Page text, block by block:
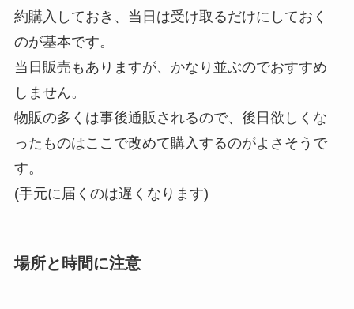
約購入しておき、当日は受け取るだけにしておく
のが基本です。
当日販売もありますが、かなり並ぶのでおすすめ
しません。
物販の多くは事後通販されるので、後日欲しくな
ったものはここで改めて購入するのがよさそうで
す。
(手元に届くのは遅くなります)
場所と時間に注意